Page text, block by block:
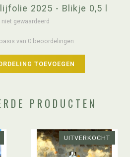
2025 - Blikje 0,5 l
niet gewaardeerd
van 0 beoordelingen
TOEVOEGEN
PRODUCTEN
UITVERKOCHT